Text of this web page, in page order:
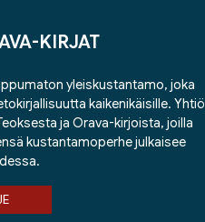
KIRJAT
yleiskustantamo, joka
kaikenikäisille. Yhtiö
ja Orava-kirjoista, joilla
kustantamoperhe julkaisee